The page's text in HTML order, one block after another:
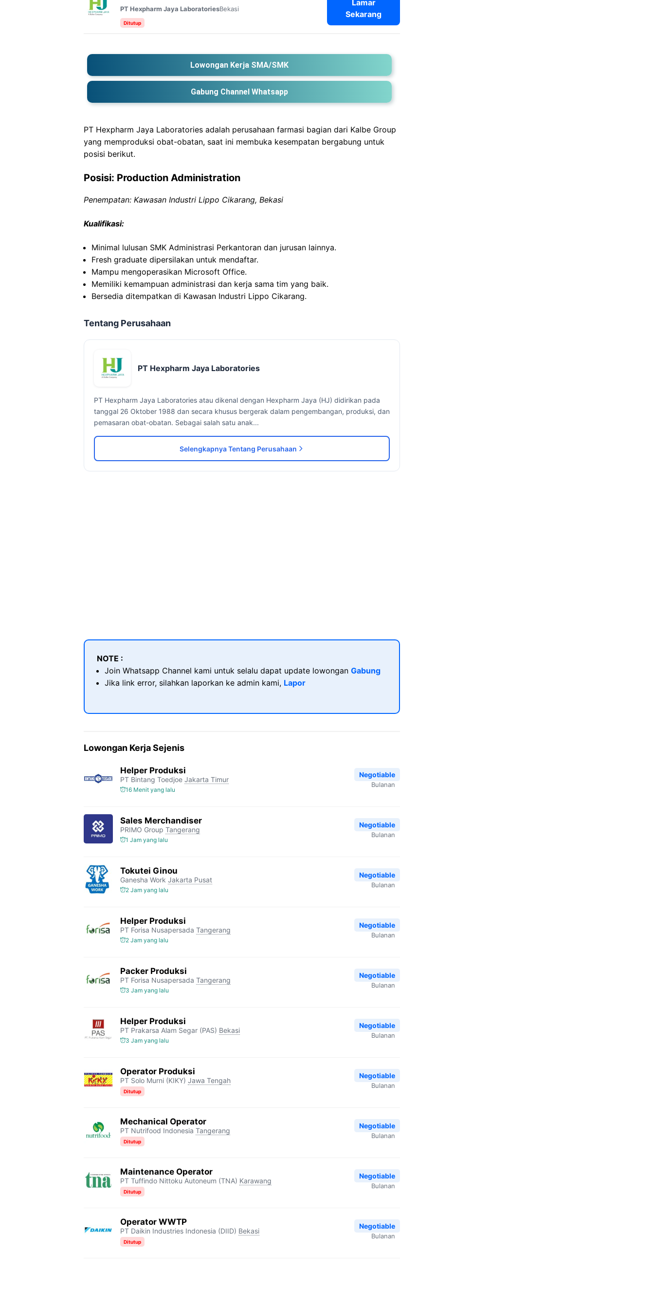
PT Hexpharm Jaya LaboratoriesBekasi
Ditutup
Lamar
Sekarang
Lowongan Kerja SMA/SMK
Gabung Channel Whatsapp
PT Hexpharm Jaya Laboratories adalah perusahaan farmasi bagian dari Kalbe Group
yang memproduksi obat-obatan, saat ini membuka kesempatan bergabung untuk
posisi berikut.
Posisi: Production Administration
Penempatan: Kawasan Industri Lippo Cikarang, Bekasi
Kualifikasi:
Minimal lulusan SMK Administrasi Perkantoran dan jurusan lainnya.
Fresh graduate dipersilakan untuk mendaftar.
Mampu mengoperasikan Microsoft Office.
Memiliki kemampuan administrasi dan kerja sama tim yang baik.
Bersedia ditempatkan di Kawasan Industri Lippo Cikarang.
Tentang Perusahaan
PT Hexpharm Jaya Laboratories
PT Hexpharm Jaya Laboratories atau dikenal dengan Hexpharm Jaya (HJ) didirikan pada
tanggal 26 Oktober 1988 dan secara khusus bergerak dalam pengembangan, produksi, dan
pemasaran obat-obatan. Sebagai salah satu anak...
Selengkapnya Tentang Perusahaan
NOTE :
Join Whatsapp Channel kami untuk selalu dapat update lowongan Gabung
Jika link error, silahkan laporkan ke admin kami, Lapor
Lowongan Kerja Sejenis
Helper Produksi
PT Bintang Toedjoe Jakarta Timur
16 Menit yang lalu
Negotiable
Bulanan
Sales Merchandiser
PRIMO Group Tangerang
1 Jam yang lalu
Negotiable
Bulanan
Tokutei Ginou
Ganesha Work Jakarta Pusat
2 Jam yang lalu
Negotiable
Bulanan
Helper Produksi
PT Forisa Nusapersada Tangerang
2 Jam yang lalu
Negotiable
Bulanan
Packer Produksi
PT Forisa Nusapersada Tangerang
3 Jam yang lalu
Negotiable
Bulanan
Helper Produksi
PT Prakarsa Alam Segar (PAS) Bekasi
3 Jam yang lalu
Negotiable
Bulanan
Operator Produksi
PT Solo Murni (KIKY) Jawa Tengah
Ditutup
Negotiable
Bulanan
Mechanical Operator
PT Nutrifood Indonesia Tangerang
Ditutup
Negotiable
Bulanan
Maintenance Operator
PT Tuffindo Nittoku Autoneum (TNA) Karawang
Ditutup
Negotiable
Bulanan
Operator WWTP
PT Daikin Industries Indonesia (DIID) Bekasi
Ditutup
Negotiable
Bulanan